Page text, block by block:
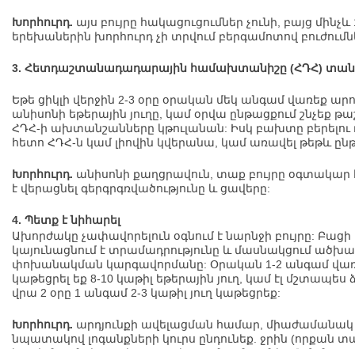
Խորհուրդ. այս բույրը հակացուցումներ չունի, բայց
երեխաներին խորհուրդ չի տրվում բերգամոտով
3. Հետդաշտանադադարային համախտանիշը (ՀԴՀ)
Եթե ցիկլի վերջին 2-3 օրը օրական մեկ անգամ վառեք
անիսոնի եթերային յուղը, կամ օրվա ընթացքում շնչեք
ՀԴՀ-ի ախտանշանները կթուլանան: Իսկ բախտը բերելու
հետո ՀԴՀ-ն կամ լիովին կվերանա, կամ առավել թեթև
Խորհուրդ. անիսոնի քաղցրավուն, տաք բույրը օգտակար
է վերացնել գերգրգռվածությունը և ցավերը:
4. Պետք է նիհարել
Ախորժակը չափավորելուն օգնում է նարնջի բույրը:
կայունացնում է տրամադրությունը և մասնակցում
փոխանակման կարգավորմանը: Օրական 1-2 անգամ
կաթեցրել եք 8-10 կաթիլ եթերային յուղ, կամ էլ
վրա 2 օրը 1 անգամ 2-3 կաթիլ յուղ կաթեցրեք:
Խորհուրդ. արդյունքի ավելացման համար, միաժամանակ
նպատակով լոգանքների կուրս ընդունեք. ջրին (որքան